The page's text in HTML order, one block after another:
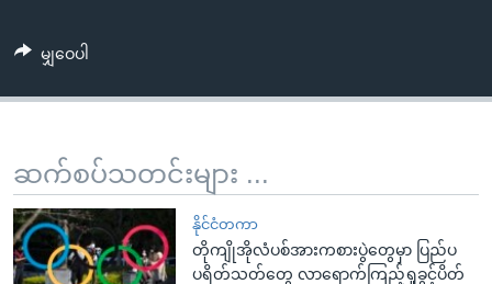
မျှဝေပါ
ဆက်စပ်သတင်းများ ...
နိုင်ငံတကာ
တိုကျိုအိုလံပစ်အားကစားပွဲတွေမှာ ပြည်ပ
ပရိတ်သတ်တွေ လာရောက်ကြည့်ရှုခွင့်ပိတ်